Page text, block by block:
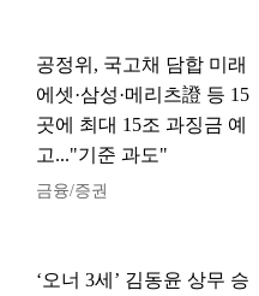
공정위, 국고채 담합 미래
에셋·삼성·메리츠證 등 15
곳에 최대 15조 과징금 예
고..."기준 과도"
금융/증권
‘오너 3세’ 김동윤 상무 승